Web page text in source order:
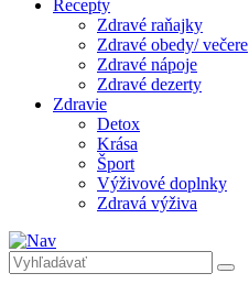
Recepty
Zdravé raňajky
Zdravé obedy/ večere
Zdravé nápoje
Zdravé dezerty
Zdravie
Detox
Krása
Šport
Výživové doplnky
Zdravá výživa